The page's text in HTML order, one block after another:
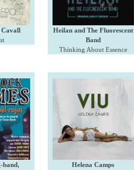
Cavall
Heilan and The Fluorescent
Band
Thinking About Essence
band,
Helena Camps